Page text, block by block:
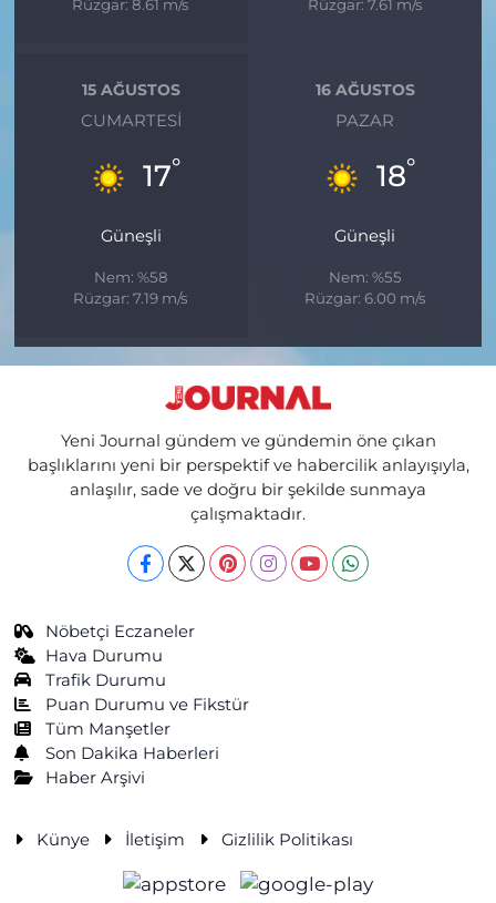
Rüzgar: 8.61 m/s
Rüzgar: 7.61 m/s
15 AĞUSTOS
CUMARTESI
17°
Güneşli
Nem: %58
Rüzgar: 7.19 m/s
16 AĞUSTOS
PAZAR
18°
Güneşli
Nem: %55
Rüzgar: 6.00 m/s
Yeni Journal gündem ve gündemin öne çıkan
başlıklarını yeni bir perspektif ve habercilik anlayışıyla,
anlaşılır, sade ve doğru bir şekilde sunmaya
çalışmaktadır.
Nöbetçi Eczaneler
Hava Durumu
Trafik Durumu
Puan Durumu ve Fikstür
Tüm Manşetler
Son Dakika Haberleri
Haber Arşivi
Künye İletişim Gizlilik Politikası